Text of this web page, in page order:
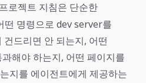
로젝트 지침은 단순한
떤 명령으로 dev server를
드리면 안 되는지, 어떤
해야 하는지, 어떤 페이지를
지를 에이전트에게 제공하는